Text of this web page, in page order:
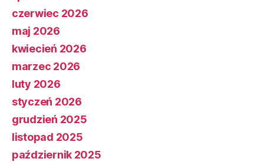
czerwiec 2026
maj 2026
kwiecień 2026
marzec 2026
luty 2026
styczeń 2026
grudzień 2025
listopad 2025
październik 2025